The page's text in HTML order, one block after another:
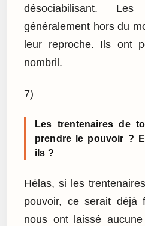
désociabilisant.
généralement hors du
leur reproche. Ils ont
nombril.
7)
Les trentenaires de
prendre le pouvoir ?
ils ?
Hélas, si les
pouvoir, ce serait déjà
nous ont laissé